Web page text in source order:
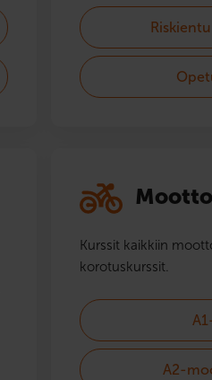
Kurssit kaikkiin
korotuskurssit.
A2-